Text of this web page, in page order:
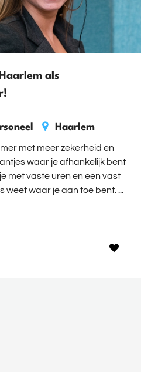
als
Haarlem
met meer zekerheid en
waar je afhankelijk bent
met vaste uren en een vast
waar je aan toe bent. ...